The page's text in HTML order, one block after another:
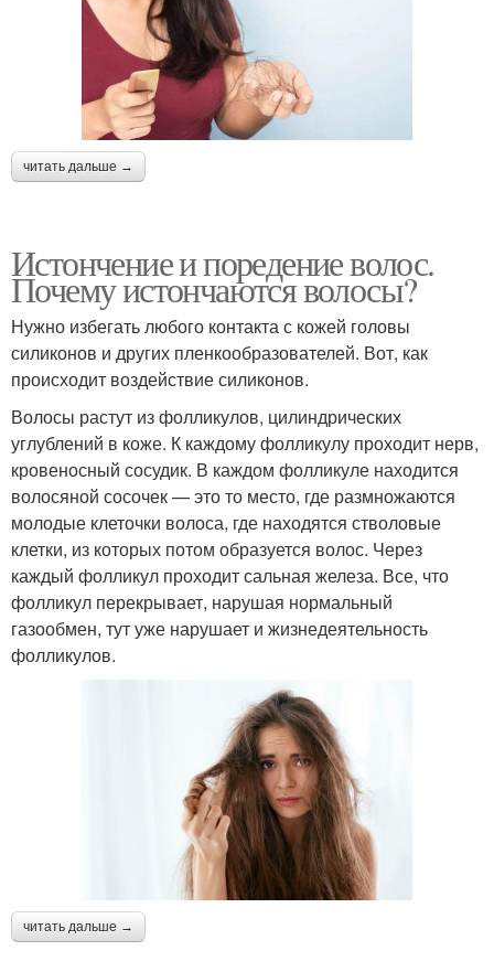
читать дальше →
Истончение и поредение волос.
Почему истончаются волосы?
Нужно избегать любого контакта с кожей головы
силиконов и других пленкообразователей. Вот, как
происходит воздействие силиконов.
Волосы растут из фолликулов, цилиндрических
углублений в коже. К каждому фолликулу проходит нерв,
кровеносный сосудик. В каждом фолликуле находится
волосяной сосочек — это то место, где размножаются
молодые клеточки волоса, где находятся стволовые
клетки, из которых потом образуется волос. Через
каждый фолликул проходит сальная железа. Все, что
фолликул перекрывает, нарушая нормальный
газообмен, тут уже нарушает и жизнедеятельность
фолликулов.
читать дальше →